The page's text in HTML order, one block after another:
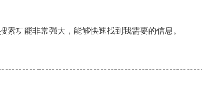
功能非常强大，能够快速找到我需要的信息。